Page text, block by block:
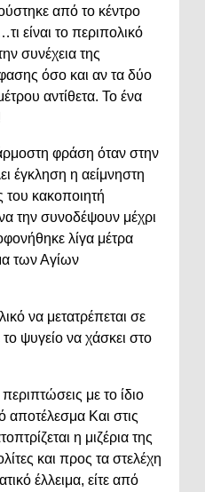
από το κέντρο
είναι το περιπολικό
συνέχεια της
όσο και αν τα δύο
αντίθετα. Το ένα
φράση όταν στην
έγκληση η αείμνηστη
του κακοποιητή
την συνοδέψουν μέχρι
λίγα μέτρα
των Αγίων
να μετατρέπεται σε
ψυγείο να χάσκει στο
με το ίδιο
αποτέλεσμα Και στις
η μιζέρια της
και προς τα στελέχη
έλλειμα, είτε από